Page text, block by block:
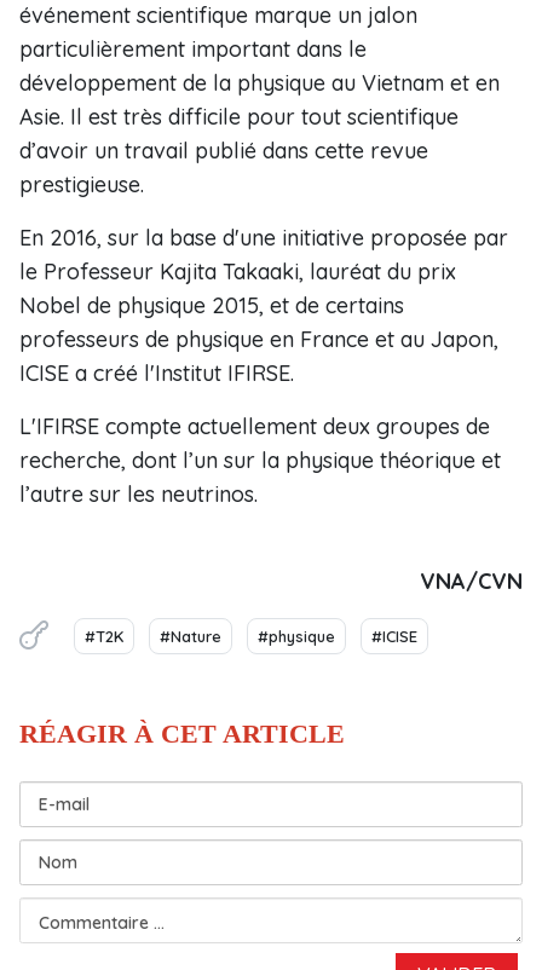
événement scientifique marque un jalon
particulièrement important dans le
développement de la physique au Vietnam et en
Asie. Il est très difficile pour tout scientifique
d’avoir un travail publié dans cette revue
prestigieuse.
En 2016, sur la base d'une initiative proposée par
le Professeur Kajita Takaaki, lauréat du prix
Nobel de physique 2015, et de certains
professeurs de physique en France et au Japon,
ICISE a créé l'Institut IFIRSE.
L'IFIRSE compte actuellement deux groupes de
recherche, dont l’un sur la physique théorique et
l’autre sur les neutrinos.
VNA/CVN
#T2K #Nature #physique #ICISE